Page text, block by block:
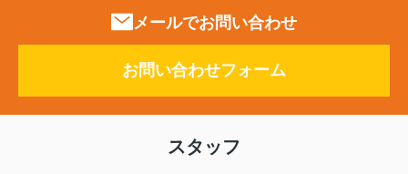
メールでお問い合わせ
お問い合わせフォーム
スタッフ